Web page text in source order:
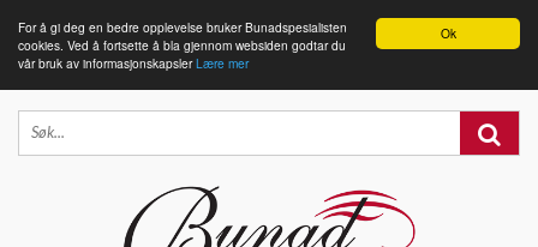
Ok
For å gi deg en bedre opplevelse bruker Bunadspesialisten
cookies. Ved å fortsette å bla gjennom websiden godtar du
vår bruk av informasjonskapslerLære mer